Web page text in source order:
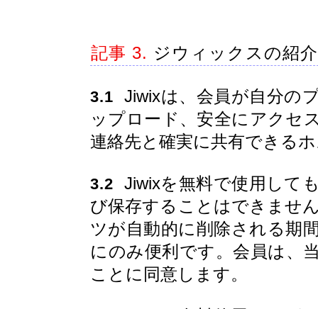
記事 3. ジウィックスの紹介
3.1 Jiwixは、会員が自分の
ップロード、安全にアクセ
連絡先と確実に共有できる
3.2 Jiwixを無料で使用して
び保存することはできませ
ツが自動的に削除される期
にのみ便利です。会員は、
ことに同意します。